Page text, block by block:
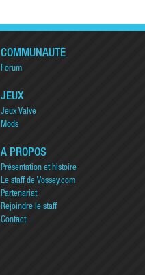
COMMUNAUTÉ
Forum
JEUX
Jeux Valve
Mods
A PROPOS
Présentation et histoire
Le staff de Vossey.com
Partenariat
Rejoindre le staff
Contact